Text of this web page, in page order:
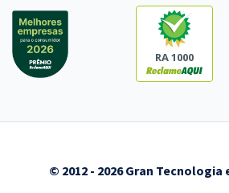
RA 1000
© 2012 - 2026 Gran Tecnologia